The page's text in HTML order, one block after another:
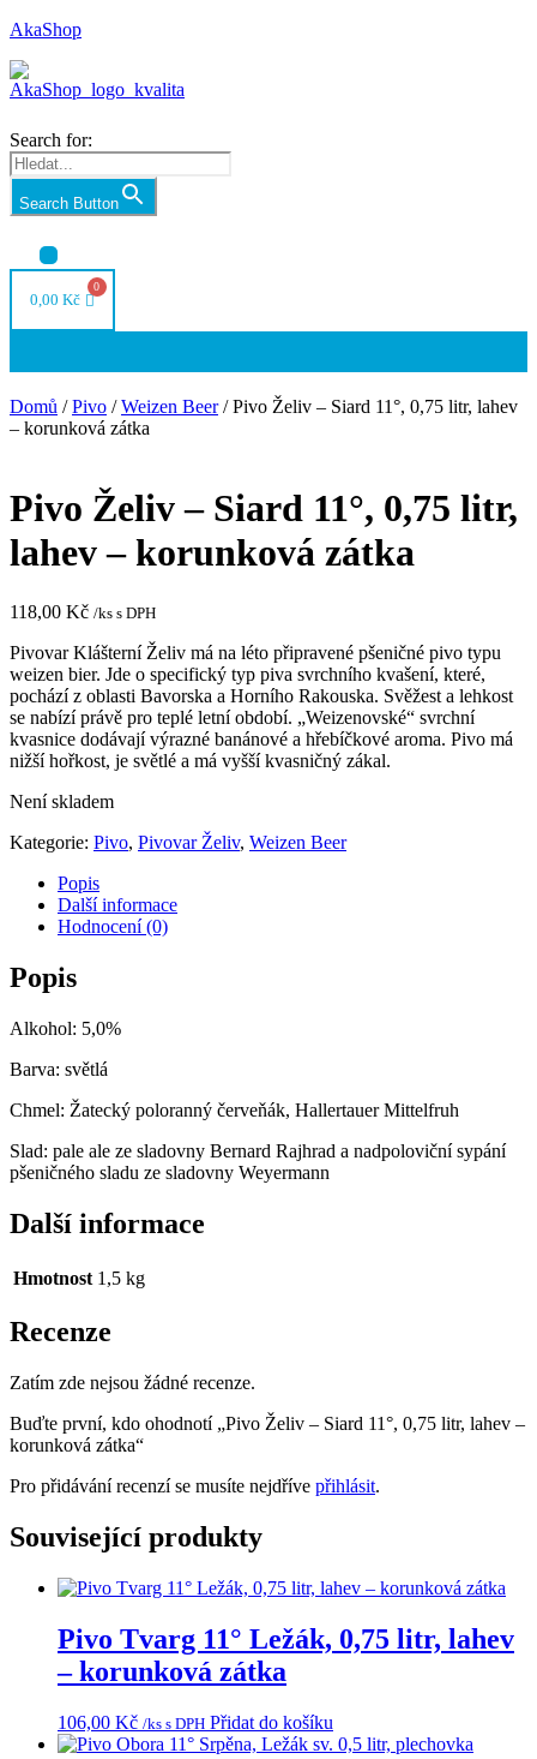
AkaShop
Search for:
Search Button
Nabídka
0,00 Kč
Domů /Pivo /Weizen Beer/ Pivo Želiv – Siard 11°, 0,75 litr, lahev
– korunková zátka
Pivo Želiv – Siard 11°, 0,75 litr,
lahev – korunková zátka
118,00 Kč /ks s DPH
Pivovar Klášterní Želiv má na léto připravené pšeničné pivo typu
weizen bier. Jde o specifický typ piva svrchního kvašení, které,
pochází z oblasti Bavorska a Horního Rakouska. Svěžest a lehkost
se nabízí právě pro teplé letní období. „Weizenovské“ svrchní
kvasnice dodávají výrazné banánové a hřebíčkové aroma. Pivo má
nižší hořkost, je světlé a má vyšší kvasničný zákal.
Není skladem
Kategorie: Pivo, Pivovar Želiv, Weizen Beer
Popis
Další informace
Hodnocení (0)
Popis
Alkohol: 5,0%
Barva: světlá
Chmel: Žatecký poloranný červeňák, Hallertauer Mittelfruh
Slad: pale ale ze sladovny Bernard Rajhrad a nadpoloviční sypání
pšeničného sladu ze sladovny Weyermann
Další informace
Hmotnost 1,5 kg
Recenze
Zatím zde nejsou žádné recenze.
Buďte první, kdo ohodnotí „Pivo Želiv – Siard 11°, 0,75 litr, lahev –
korunková zátka“
Pro přidávání recenzí se musíte nejdříve přihlásit.
Související produkty
Pivo Tvarg 11° Ležák, 0,75 litr, lahev
– korunková zátka
106,00 Kč /ks s DPH Přidat do košíku